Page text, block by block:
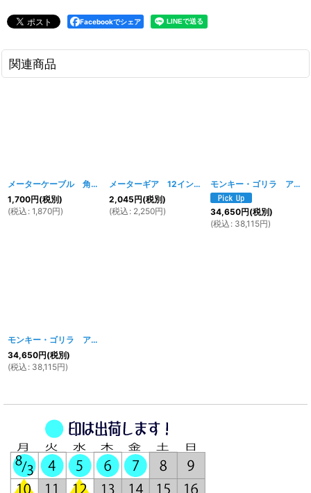
Facebookでシェア
関連商品
メーターケーブル 角-角型 [ 826w 827w 1573w]
1,700円(税別)
(税込 : 1,870円)
メーターギア 12インチ モンキー純正ハブ対応 [
2,045円(税別)
(税込 : 2,250円)
モンキー・ゴリラ アルミステムφ31フロントフォークキット シルバー
34,650円(税別)
(税込 : 38,115円)
モンキー・ゴリラ アルミステムφ31フロントフォークキット ブラック
34,650円(税別)
(税込 : 38,115円)